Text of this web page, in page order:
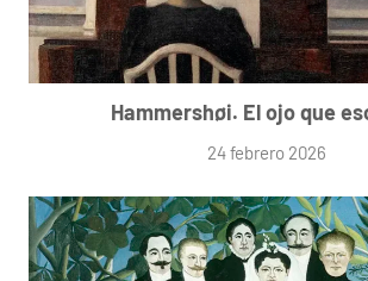
Hammershøi. El ojo que
24 febrero 2026